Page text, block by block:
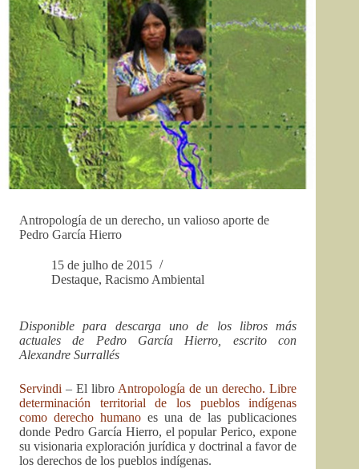
Antropología de un derecho, un valioso aporte de
Pedro García Hierro
15 de julho de 2015
Destaque, Racismo Ambiental
Disponible para descarga uno de los libros más
actuales de Pedro García Hierro, escrito con
Alexandre Surrallés
Servindi – El libro Antropología de un derecho. Libre
determinación territorial de los pueblos indígenas
como derecho humano es una de las publicaciones
donde Pedro García Hierro, el popular Perico, expone
su visionaria exploración jurídica y doctrinal a favor de
los derechos de los pueblos indígenas.